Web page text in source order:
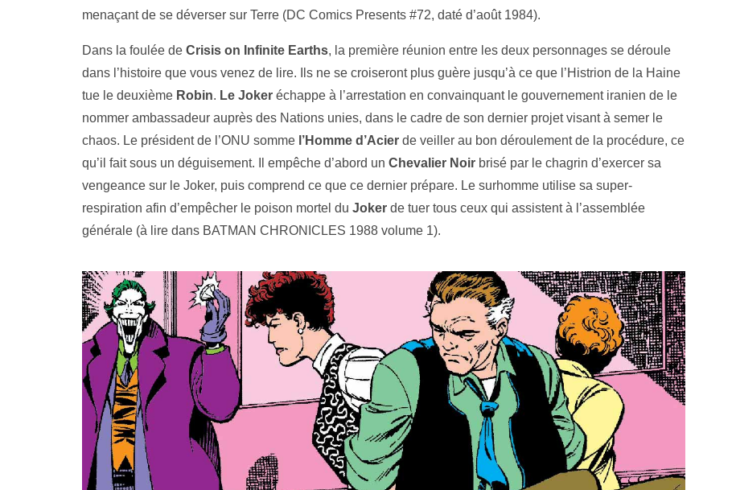
menaçant de se déverser sur Terre (DC Comics Presents #72, daté d’août 1984).
Dans la foulée de Crisis on Infinite Earths, la première réunion entre les deux personnages se déroule
dans l’histoire que vous venez de lire. Ils ne se croiseront plus guère jusqu’à ce que l’Histrion de la Haine
tue le deuxième Robin. Le Joker échappe à l’arrestation en convainquant le gouvernement iranien de le
nommer ambassadeur auprès des Nations unies, dans le cadre de son dernier projet visant à semer le
chaos. Le président de l’ONU somme l’Homme d’Acier de veiller au bon déroulement de la procédure, ce
qu’il fait sous un déguisement. Il empêche d’abord un Chevalier Noir brisé par le chagrin d’exercer sa
vengeance sur le Joker, puis comprend ce que ce dernier prépare. Le surhomme utilise sa super-
respiration afin d’empêcher le poison mortel du Joker de tuer tous ceux qui assistent à l’assemblée
générale (à lire dans BATMAN CHRONICLES 1988 volume 1).